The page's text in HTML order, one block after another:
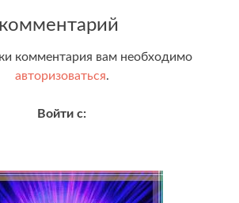
комментария вам необходимо
авторизоваться.
Войти с: